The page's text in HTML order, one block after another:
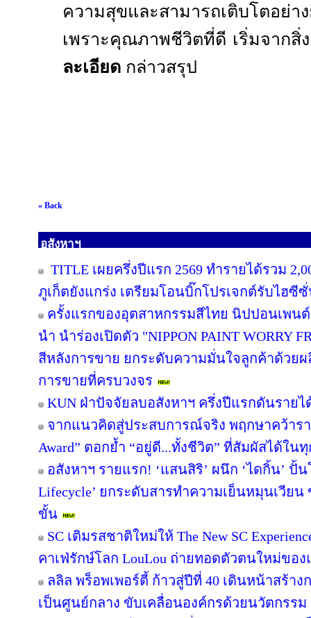
ความสุขและสามารถเติบโตอย่า
เพราะคุณภาพชีวิตที่ดี เริ่มจากสิ่
ละเอียด กล่าวสรุป
« Back
อสังหาฯ
TITLE เผยครึ่งปีแรก 2569 ทำรายได้รวม
ภูเก็ตยังแกร่ง เตรียมโอนบิ๊กโปรเจกต์รับไฮซี
ครั้งแรกของอุตสาหกรรมสีไทย นิปปอนเพน
นำ นำร่องเปิดตัว "NIPPON PAINT
สีหลังการขาย ยกระดับความมั่นใจลูกค้าด้ว
การขายที่ครบวงจร
KUN ฝ่าปัจจัยลบอสังหาฯ ครึ่งปีแรกดันรายไ
จากแนวคิดสู่ประสบการณ์จริง พฤกษาคว้ารา
Award” ตอกย้ำ “อยู่ดี...ทั้งชีวิต” ที่สัมผัสได้ใน
อสังหาฯ รายแรก! ‘แสนสิริ’ ผนึก ‘ไดกิ้น’ ปั้น
Lifecycle’ ยกระดับสารทำความเย็นหมุนเวียน
ขั้น
SC เติมรสชาติใหม่ให้ The New SC
คาเฟ่รักษ์โลก LouLou ถ่ายทอดตัวตนใหม่ขอ
ลลิล พร็อพเพอร์ตี้ ก้าวสู่ปีที่ 40 เดินหน้าสร้า
เป็นศูนย์กลาง ขับเคลื่อนองค์กรด้วยนวัตกรร